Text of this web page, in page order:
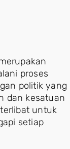
proses
politik yang
dan kesatuan
untuk
setiap